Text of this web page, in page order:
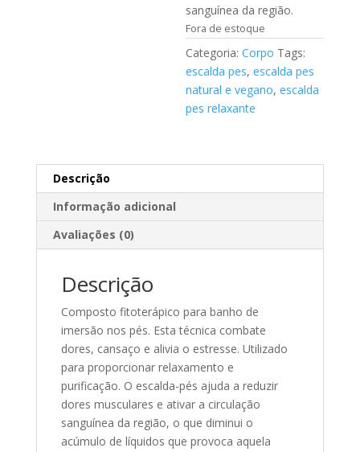
sanguínea da região.
Fora de estoque
Categoria:Corpo Tags:
escalda pes,escalda pes
natural e vegano,escalda
pes relaxante
Descrição
Informação adicional
Avaliações (0)
Descrição
Composto fitoterápico para banho de
imersão nos pés. Esta técnica combate
dores, cansaço e alivia o estresse. Utilizado
para proporcionar relaxamento e
purificação. O escalda-pés ajuda a reduzir
dores musculares e ativar a circulação
sanguínea da região, o que diminui o
acúmulo de líquidos que provoca aquela